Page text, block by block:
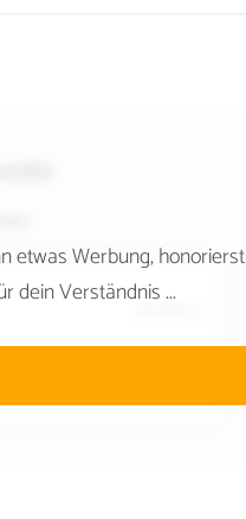
etwas Werbung, honorierst
dein Verständnis ...